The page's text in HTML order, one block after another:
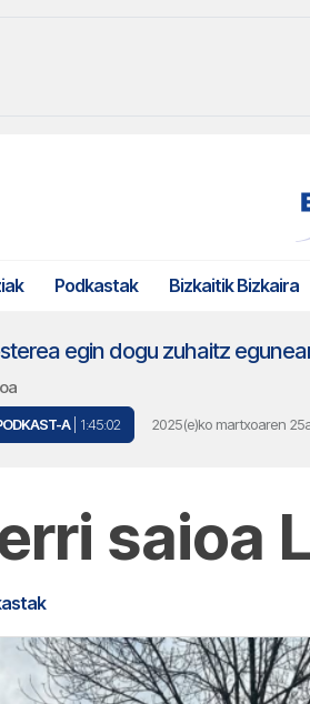
Podkastak Bizkaitik Bizkaira
egin dogu zuhaitz
A | 1:45:02 2025(e)ko martxoaren
saioa